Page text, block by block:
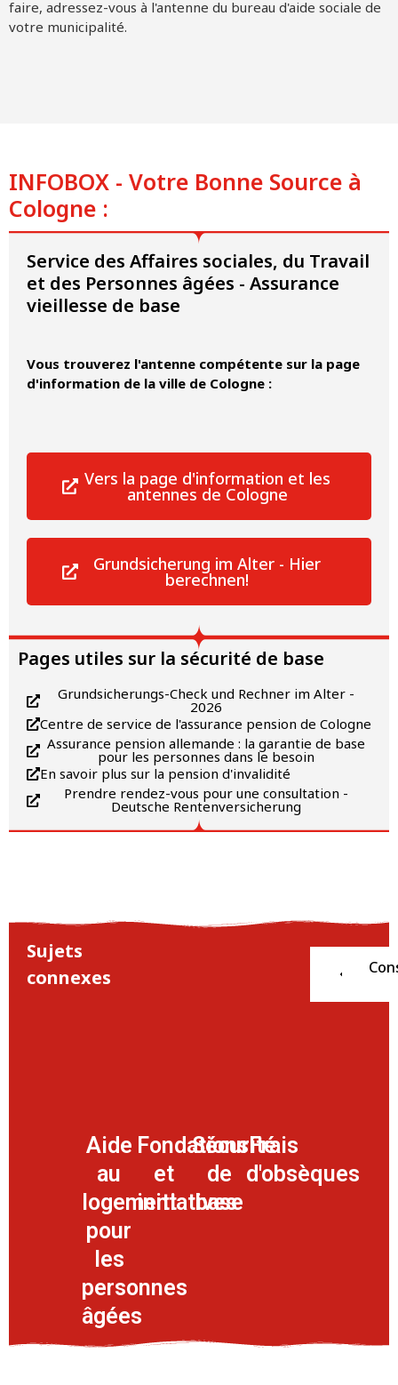
faire, adressez-vous à l'antenne du bureau d'aide sociale de
votre municipalité.
INFOBOX - Votre Bonne Source à
Cologne :
Service des Affaires sociales, du Travail
et des Personnes âgées - Assurance
vieillesse de base
Vous trouverez l'antenne compétente sur la page
d'information de la ville de Cologne :
Vers la page d'information et les
antennes de Cologne
Grundsicherung im Alter - Hier
berechnen!
Pages utiles sur la sécurité de base
Grundsicherungs-Check und Rechner im Alter -
2026
Centre de service de l'assurance pension de Cologne
Assurance pension allemande : la garantie de base
pour les personnes dans le besoin
En savoir plus sur la pension d'invalidité
Prendre rendez-vous pour une consultation -
Deutsche Rentenversicherung
Sujets
connexes
Aide
au
logement
pour
les
personnes
âgées
Fondations
et
initiatives
Sécurité
de
base
Frais
d'obsèques